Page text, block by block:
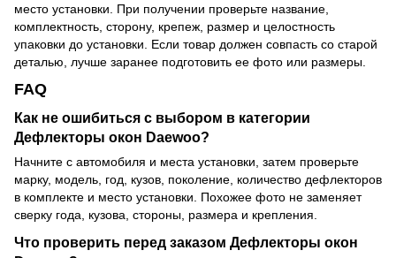
место установки. При получении проверьте название,
комплектность, сторону, крепеж, размер и целостность
упаковки до установки. Если товар должен совпасть со старой
деталью, лучше заранее подготовить ее фото или размеры.
FAQ
Как не ошибиться с выбором в категории
Дефлекторы окон Daewoo?
Начните с автомобиля и места установки, затем проверьте
марку, модель, год, кузов, поколение, количество дефлекторов
в комплекте и место установки. Похожее фото не заменяет
сверку года, кузова, стороны, размера и крепления.
Что проверить перед заказом Дефлекторы окон